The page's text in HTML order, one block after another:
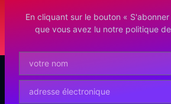
En cliquant sur le bouton «
que vous avez lu notre politique